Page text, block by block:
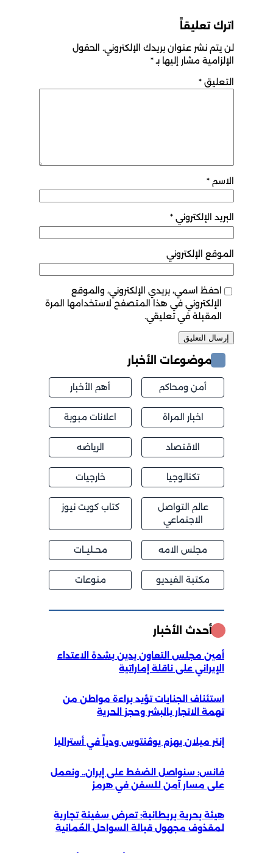
اترك تعليقاً
لن يتم نشر عنوان بريدك الإلكتروني. الحقول
الإلزامية مشار إليها بـ*
التعليق *
الاسم *
البريد الإلكتروني *
الموقع الإلكتروني
احفظ اسمي، بريدي الإلكتروني، والموقع
الإلكتروني في هذا المتصفح لاستخدامها المرة
المقبلة في تعليقي.
موضوعات الأخبار
أمن ومحاكم أهم الأخبار
اخبار المراة اعلانات مبوبة
الاقتصاد الرياضه
تكنالوجيا خارجيات
عالم التواصل
الاجتماعي
كتاب كويت نيوز
مجلس الامه محــليــات
مكتبة الفيديو منوعات
أحدث الأخبار
أمين مجلس التعاون يدين بشدة الاعتداء
الإيراني على ناقلة إماراتية
استئناف الجنايات تؤيد براءة مواطن من
تهمة الاتجار بالبشر وحجز الحرية
إنتر ميلان يهزم يوڤنتوس ودياً في أستراليا
فانس: سنواصل الضغط على إيران.. ونعمل
على مسار آمن للسفن في هرمز
هيئة بحرية بريطانية: تعرض سفينة تجارية
لمقذوف مجهول قبالة السواحل العُمانية